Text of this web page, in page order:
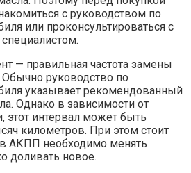
с руководством по
или проконсультироваться с
— правильная частота замены
руководство по
указывает рекомендованный
Однако в зависимости от
этот интервал может быть
километров. При этом стоит
в АКПП необходимо менять
доливать новое.